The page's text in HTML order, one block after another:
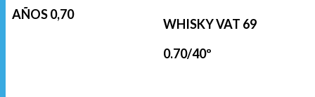
AÑOS 0,70
WHISKY VAT 69
0.70/40º